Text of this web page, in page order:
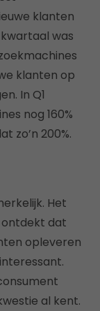
klanten
was
klanten op
In Q1
nog 160%
zo’n 200%.
Het
dat
opleveren
al kent.